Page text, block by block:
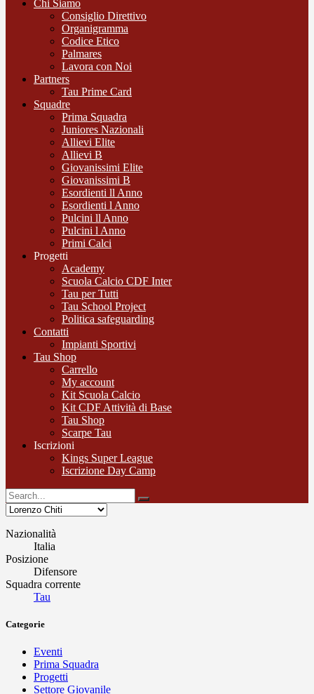
Chi Siamo
Consiglio Direttivo
Organigramma
Codice Etico
Palmares
Lavora con Noi
Partners
Tau Prime Card
Squadre
Prima Squadra
Juniores Nazionali
Allievi Elite
Allievi B
Giovanissimi Elite
Giovanissimi B
Esordienti ll Anno
Esordienti l Anno
Pulcini ll Anno
Pulcini l Anno
Primi Calci
Progetti
Academy
Scuola Calcio CDF Inter
Tau per Tutti
Tau School Project
Politica safeguarding
Contatti
Impianti Sportivi
Tau Shop
Carrello
My account
Kit Scuola Calcio
Kit CDF Attività di Base
Tau Shop
Scarpe Tau
Iscrizioni
Kings Super League
Iscrizione Day Camp
Nazionalità
Italia
Posizione
Difensore
Squadra corrente
Tau
Categorie
Eventi
Prima Squadra
Progetti
Settore Giovanile